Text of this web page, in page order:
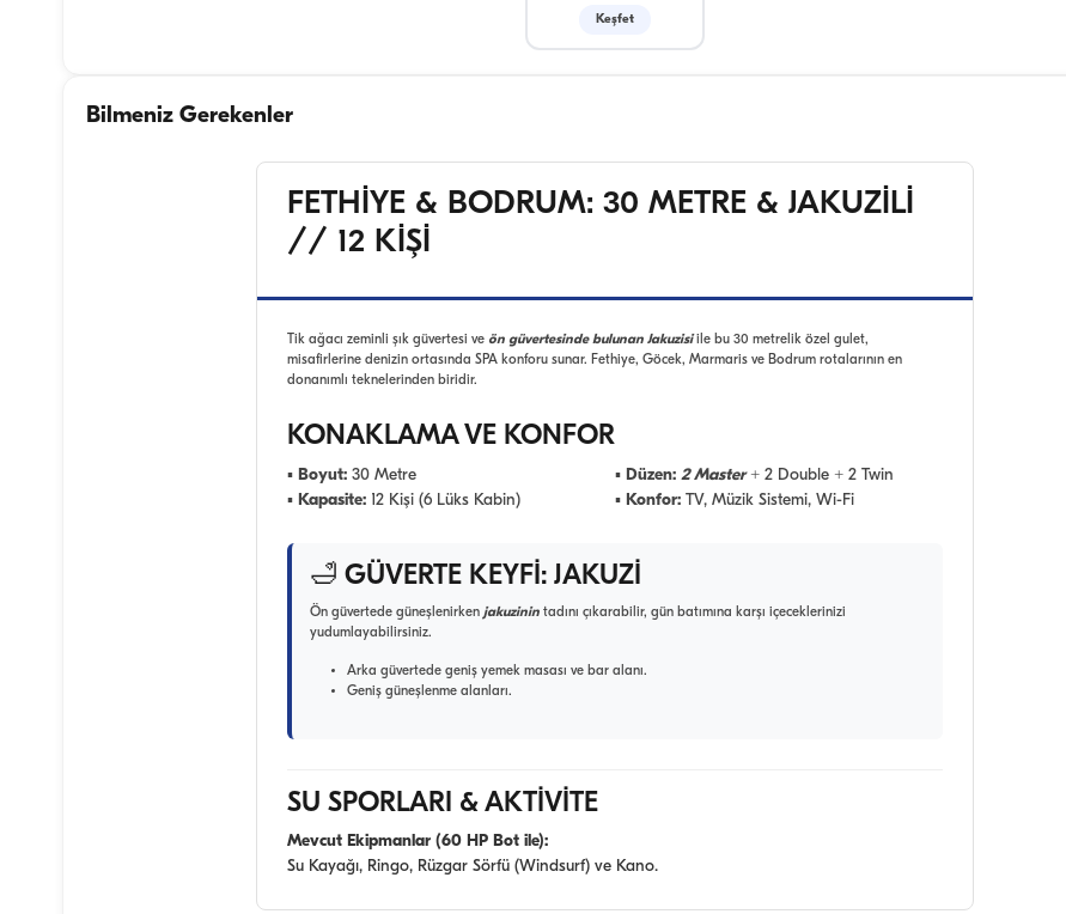
Keşfet
Bilmeniz Gerekenler
FETHİYE & BODRUM: 30 METRE & JAKUZİLİ
// 12 KİŞİ
Tik ağacı zeminli şık güvertesi ve ön güvertesinde bulunan Jakuzisiile bu 30 metrelik özel gulet,
misafirlerine denizin ortasında SPA konforu sunar. Fethiye, Göcek, Marmaris ve Bodrum rotalarının en
donanımlı teknelerinden biridir.
KONAKLAMA VE KONFOR
▪ Boyut: 30 Metre
▪ Kapasite: 12 Kişi (6 Lüks Kabin)
▪ Düzen: 2 Master+ 2 Double + 2 Twin
▪ Konfor: TV, Müzik Sistemi, Wi-Fi
🛁 GÜVERTE KEYFİ: JAKUZİ
Ön güvertede güneşlenirken jakuzinin tadını çıkarabilir, gün batımına karşı içeceklerinizi
yudumlayabilirsiniz.
Arka güvertede geniş yemek masası ve bar alanı.
Geniş güneşlenme alanları.
SU SPORLARI & AKTİVİTE
Mevcut Ekipmanlar (60 HP Bot ile):
Su Kayağı, Ringo, Rüzgar Sörfü (Windsurf) ve Kano.